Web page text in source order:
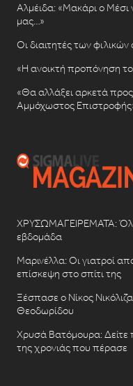
Αλμέιδα: «Μακάρι ο Μέσι
μας…»
Οι διαιτητές των
«Η ανοικτή προπόνηση
«Θα αλλάξει αρκετά
Αμμόχωστος
ΧΡΥΣΩΜΑΓΕΙΡΕΜΑΤΑ:
εβδομάδα
Μαρινέλλα: Οι γιατροί
επίσκεψη στο σπίτι της
Ξέσπασε ο Νίκος
Θεοδωρίδου
Χρυσά Βατόμουρα: Δείτε
της χρονιάς που πέρασε